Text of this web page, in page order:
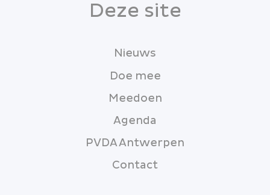
Deze site
Nieuws
Doe mee
Meedoen
Agenda
PVDA Antwerpen
Contact